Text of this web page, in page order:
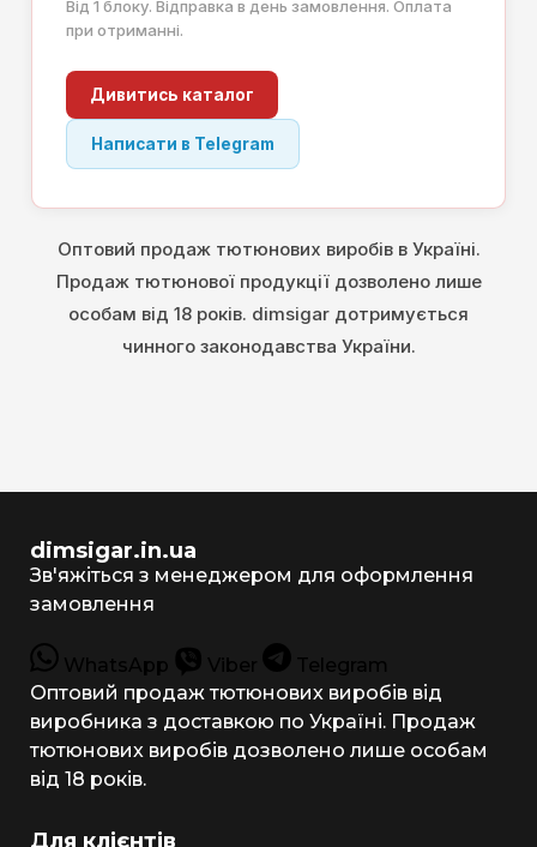
Від 1 блоку. Відправка в день замовлення. Оплата
при отриманні.
Дивитись каталог
Написати в Telegram
Оптовий продаж тютюнових виробів в Україні.
Продаж тютюнової продукції дозволено лише
особам від 18 років. dimsigar дотримується
чинного законодавства України.
dimsigar.in.ua
Зв'яжіться з менеджером для оформлення
замовлення
WhatsApp Viber
Telegram
Оптовий продаж тютюнових виробів від
виробника з доставкою по Україні. Продаж
тютюнових виробів дозволено лише особам
від 18 років.
Для клієнтів